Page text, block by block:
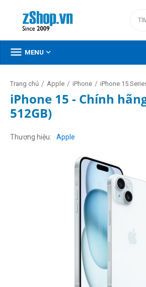
 MENU 
Trang chủ / Apple / iPhone / iPhone 15
iPhone 15 - Chính
512GB)
Thương hiệu Apple